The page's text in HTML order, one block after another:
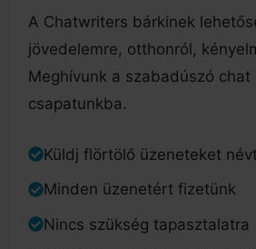
A Chatwriters bárkinek
jövedelemre, otthonról,
Meghívunk a szabadúszó chat
csapatunkba.
Küldj flörtölő üzeneteket
Minden üzenetért fizetünk
Nincs szükség tapasztalatra